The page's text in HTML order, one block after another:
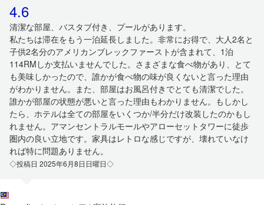
4.6
清潔な部屋、バスタブ付き、プールがあります。
私たちは滞在をもう一泊延長しました。非常にお得で、大人2名と
子供2名分のアメリカンブレックファーストが含まれて、1泊
114RMしか支払いませんでした。さまざまな食べ物があり、とて
も美味しかったので、誰かが食べ物の味が良くないと言った理由
がわかりません。また、部屋はお風呂付きでとても清潔でした。
誰かが部屋の状態が悪いと言った理由もわかりません。もしかし
たら、ホテルは全ての部屋をいくつか/半分だけ改装したのかもし
れません。アマンセントラルモールやアローセットタワーに徒歩
圏内の良い立地です。家具はレトロな感じですが、壊れていなけ
れば特に問題ありません。
◇投稿日 2025年6月8日日曜日◇